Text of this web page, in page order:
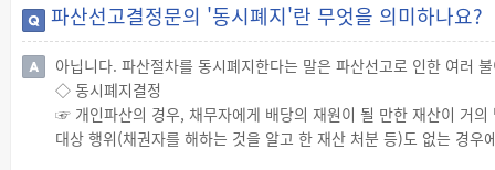
파산선고결정문의 '동시폐지'란 무엇을 의미하나요?
아닙니다. 파산절차를 동시폐지한다는 말은 파산선고로 인한 여러
◇ 동시폐지결정
☞ 개인파산의 경우, 채무자에게 배당의 재원이 될 만한 재산이 거
대상 행위(채권자를 해하는 것을 알고 한 재산 처분 등)도 없는 경